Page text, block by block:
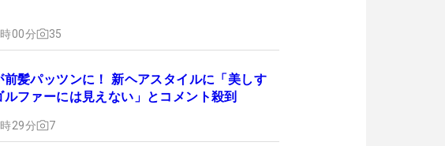
00分 35
髪パッツンに！ 新ヘアスタイルに「美しす
ファーには見えない」とコメント殺到
29分 7